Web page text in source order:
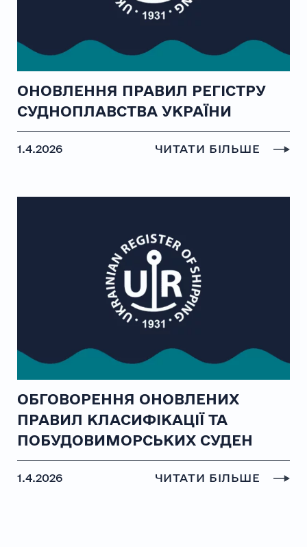
ОНОВЛЕННЯ ПРАВИЛ РЕГІСТРУ
СУДНОПЛАВСТВА УКРАЇНИ
1.4.2026 ЧИТАТИ БІЛЬШЕ
ОБГОВОРЕННЯ ОНОВЛЕНИХ
ПРАВИЛ КЛАСИФІКАЦІЇ ТА
ПОБУДОВИМОРСЬКИХ СУДЕН
1.4.2026 ЧИТАТИ БІЛЬШЕ